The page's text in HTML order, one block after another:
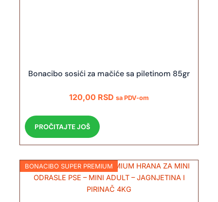
Bonacibo sosići za mačiće sa piletinom 85gr
120,00 RSD sa PDV-om
PROČITAJTE JOŠ
BONACIBO SUPER PREMIUM